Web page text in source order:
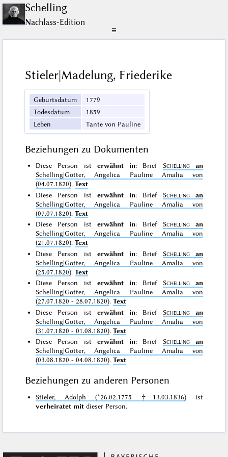
Schelling
Nachlass-Edition
☰
Stieler|Madelung, Friederike
Geburtsdatum
1779
Todesdatum
1859
Leben
Tante von Pauline
Beziehungen zu Dokumenten
Diese Person ist erwähnt in: Brief Schelling
an
Schelling|Gotter, Angelica Pauline Amalia von
(04.07.1820).Text
Diese Person ist erwähnt in: Brief Schelling
an
Schelling|Gotter, Angelica Pauline Amalia von
(07.07.1820).Text
Diese Person ist erwähnt in: Brief Schelling
an
Schelling|Gotter, Angelica Pauline Amalia von
(21.07.1820).Text
Diese Person ist erwähnt in: Brief Schelling
an
Schelling|Gotter, Angelica Pauline Amalia von
(25.07.1820).Text
Diese Person ist erwähnt in: Brief Schelling
an
Schelling|Gotter, Angelica Pauline Amalia von
(27.07.1820 - 28.07.1820).Text
Diese Person ist erwähnt in: Brief Schelling
an
Schelling|Gotter, Angelica Pauline Amalia von
(31.07.1820 - 01.08.1820).Text
Diese Person ist erwähnt in: Brief Schelling
an
Schelling|Gotter, Angelica Pauline Amalia von
(03.08.1820 - 04.08.1820).Text
Beziehungen zu anderen Personen
Stieler, Adolph (*26.02.1775 †13.03.1836)ist
verheiratet mit dieser Person.